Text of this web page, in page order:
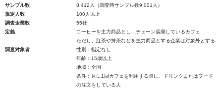
サンプル数
8,412人（調査時サンプル数9,001人）
規定人数
100人以上
調査企業数
55社
定義
コーヒーを主力商品とし、チェーン展開しているカフェ
ただし、紅茶や抹茶などを主力商品とする企業は対象外とする
調査対象者
性別：指定なし
年齢：15歳以上
地域：全国
条件：月に1回カフェを利用する際に、ドリンクまたはフード
の注文をしている人